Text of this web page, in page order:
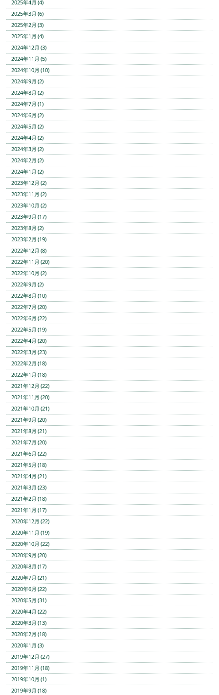
2025年4月 (4)
2025年3月 (6)
2025年2月 (3)
2025年1月 (4)
2024年12月 (3)
2024年11月 (5)
2024年10月 (10)
2024年9月 (2)
2024年8月 (2)
2024年7月 (1)
2024年6月 (2)
2024年5月 (2)
2024年4月 (2)
2024年3月 (2)
2024年2月 (2)
2024年1月 (2)
2023年12月 (2)
2023年11月 (2)
2023年10月 (2)
2023年9月 (17)
2023年8月 (2)
2023年2月 (19)
2022年12月 (8)
2022年11月 (20)
2022年10月 (2)
2022年9月 (2)
2022年8月 (10)
2022年7月 (20)
2022年6月 (22)
2022年5月 (19)
2022年4月 (20)
2022年3月 (23)
2022年2月 (18)
2022年1月 (18)
2021年12月 (22)
2021年11月 (20)
2021年10月 (21)
2021年9月 (20)
2021年8月 (21)
2021年7月 (20)
2021年6月 (22)
2021年5月 (18)
2021年4月 (21)
2021年3月 (23)
2021年2月 (18)
2021年1月 (17)
2020年12月 (22)
2020年11月 (19)
2020年10月 (22)
2020年9月 (20)
2020年8月 (17)
2020年7月 (21)
2020年6月 (22)
2020年5月 (31)
2020年4月 (22)
2020年3月 (13)
2020年2月 (18)
2020年1月 (3)
2019年12月 (27)
2019年11月 (18)
2019年10月 (1)
2019年9月 (18)